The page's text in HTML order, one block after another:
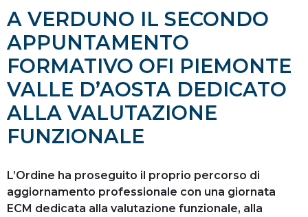
A VERDUNO IL SECONDO
APPUNTAMENTO
FORMATIVO OFI PIEMONTE
VALLE D’AOSTA DEDICATO
ALLA VALUTAZIONE
FUNZIONALE
L’Ordine ha proseguito il proprio percorso di
aggiornamento professionale con una giornata
ECM dedicata alla valutazione funzionale, alla